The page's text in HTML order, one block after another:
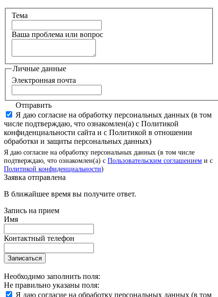
Тема
Ваша проблема или вопрос
Личные данные
Электронная почта
Отправить
Я даю согласие на обработку персональных данных (в том
числе подтверждаю, что ознакомлен(а) с Политикой
конфиденциальности сайта и с Политикой в отношении
обработки и защиты персональных данных)
Я даю согласие на обработку персональных данных (в том числе
подтверждаю, что ознакомлен(а) с Пользовательским соглашением и с
Политикой конфиденциальности)
Заявка отправлена
В ближайшее время вы получите ответ.
Запись на прием
Имя
Контактный телефон
Записаться
Необходимо заполнить поля:
Не правильно указаны поля:
Я даю согласие на обработку персональных данных (в том